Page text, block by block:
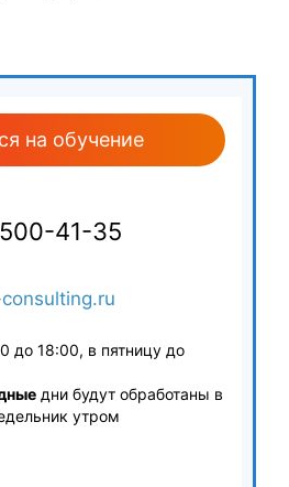
на обучение
41-35
до 18:00, в пятницу до
дни будут обработаны в
утром